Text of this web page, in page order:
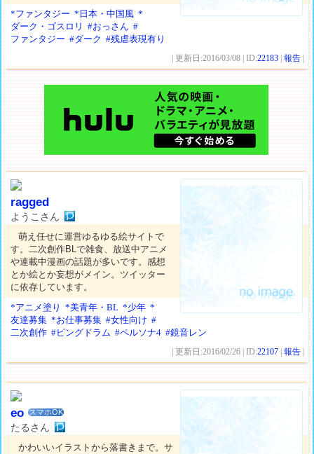
*ファンタジー *日本・中国風 *
ダーク・ゴスロリ
#おっさん #
ファンタジー #ダーク #残虐表現有り
| 更新日:2016/03/08 | ID:22183 |報告
ragged
ようこさん
萌え任せに運営ゆるゆる絵サイトで
す。二次創作BLで雑食、放送中アニメ
や連載中漫画の話題が多いです。感想
とか絵とか妄想がメイン。ツイッター
に依存しています。
*アニメ塗り
*美青年・BL *少年 *
友達募集 *お仕事募集 #女性向け #
二次創作 #ピングドラム #ペルソナ4 #鏡音レン
| 更新日:2016/02/26 | ID:22107 |報告
eo スマホOK
たるさん
かわいいイラストから落書きまで。サ